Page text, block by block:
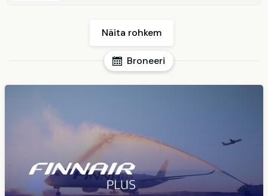
Näita rohkem
Broneeri